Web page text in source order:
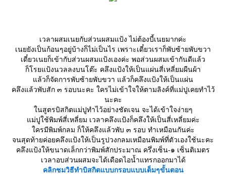
เวลาผสมเนยกับส่วนผสมแป้ง ไม่ต้องบี้เนยมากค่ะ
เนยยังเป็นก้อนๆอยู่บ้างก็ไม่เป็นไร เพราะเดี๋ยวเราก็พับซ้ายพับขวา
เดี๋ยวเนยก็เข้ากับส่วนผสมแป้งเองค่ะ พอส่วนผสมเข้ากันดีแล้ว
ก็โรยแป้งนวลลงบนโต๊ะ คลึงแป้งให้เป็นแผ่นสี่เหลี่ยมผืนผ้า
ล้วก็จัดการพับซ้ายพับขวา แล้วก็คลึงแป้งให้เป็นแผ่น
คลึงแล้วพับสัก ๓ รอบนะคะ ใครไม่เข้าใจให้ตามลิงค์ที่แม่ปูเคยทำไว้
นะคะ
นสูตรบิสกิตแม่ปูทำไว้อย่างชัดเจน จะได้เข้าใจง่ายๆ
ม่ปูใช้พิมพ์สี่เหลี่ยม เวลาคลึงแป้งก็คลึงให้เป็นสี่เหลี่ยมค่ะ
ครมีพิมพ์กลม ก็ให้คลึงแล้วพับ ๓ รอบ ทำเหมือนกันค่ะ
จนสุดท้ายค่อยคลึงแป้งให้เป็นรูปวงกลมเหมือนพิมพ์ที่ตัวเองใช้นะคะ
คลึงแป้งให้ขนาดเล็กกว่าพิมพ์สักประมาณ ครึ่งเซ็น-๑ เซ็นติเมตร
เวลาอบส่วนผสมจะได้เดือดไอน้ำแทรกออกมาได้
คลิกชมวิธีทำบิสกิตแบบกรอบแบบเต็มๆขั้นตอน